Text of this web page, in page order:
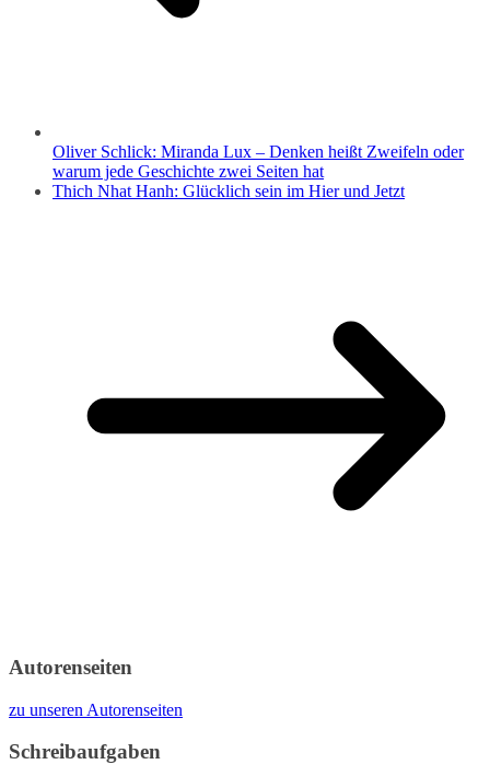
Oliver Schlick: Miranda Lux – Denken heißt Zweifeln oder
warum jede Geschichte zwei Seiten hat
Thich Nhat Hanh: Glücklich sein im Hier und Jetzt
Autorenseiten
zu unseren Autorenseiten
Schreibaufgaben